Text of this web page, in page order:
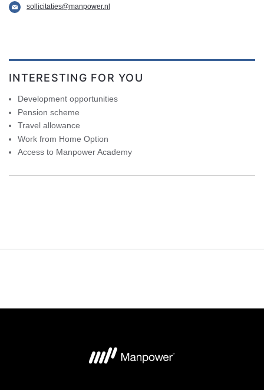
sollicitaties@manpower.nl
INTERESTING FOR YOU
Development opportunities
Pension scheme
Travel allowance
Work from Home Option
Access to Manpower Academy